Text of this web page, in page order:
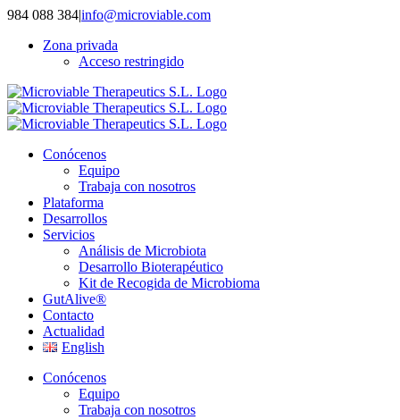
Saltar
contenido
984 088 384|info@microviable.com
Zona privada
Acceso restringido
Conócenos
Equipo
Trabaja con nosotros
Plataforma
Desarrollos
Servicios
Análisis de Microbiota
Desarrollo Bioterapéutico
Kit de Recogida de Microbioma
GutAlive®
Contacto
Actualidad
English
Conócenos
Equipo
Trabaja con nosotros